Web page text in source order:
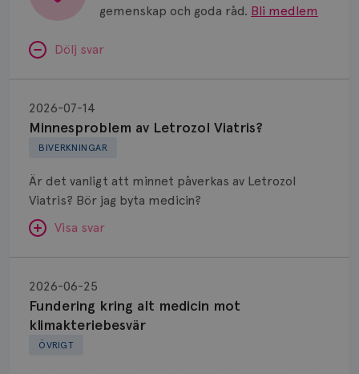
gemenskap och goda råd. Bli medlem
Dölj svar
BIVERKNINGAR
Minnesproblem av Letrozol Viatris?
2026-07-14
Är det vanligt att minnet påverkas av Letrozol
Viatris? Bör jag byta medicin?
Visa svar
SVAR:
Hej. Oavsett vilken hormonsänkande behandling
(men även cytostatika) man får så kan en del
uppleva negativ påverkan på minnet. Prata din
Letrozol
Viatris?
ÖVRIGT
Fundering kring alt medicin mot
klimakteriebesvär
2026-06-25
kring
medicin